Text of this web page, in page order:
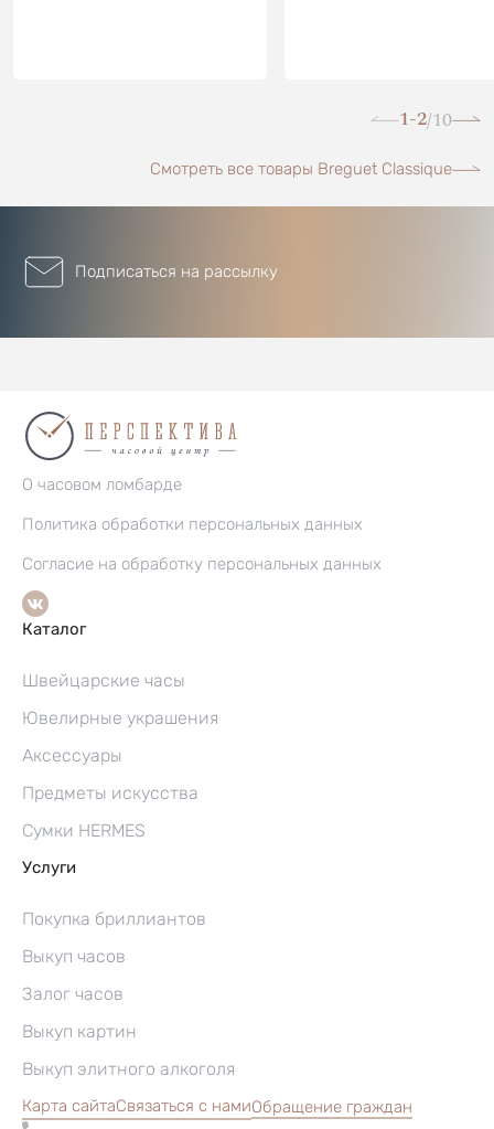
1-2/10
Смотреть все товары Breguet Classique
Подписаться на рассылку
О часовом ломбарде
Политика обработки персональных данных
Согласие на обработку персональных данных
Каталог
Швейцарские часы
Ювелирные украшения
Аксессуары
Предметы искусства
Сумки HERMES
Услуги
Покупка бриллиантов
Выкуп часов
Залог часов
Выкуп картин
Выкуп элитного алкоголя
Карта сайтаСвязаться с намиОбращение граждан